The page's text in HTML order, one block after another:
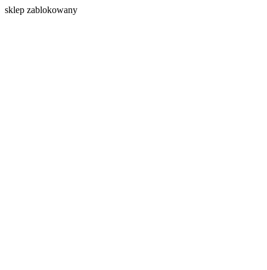
sklep zablokowany